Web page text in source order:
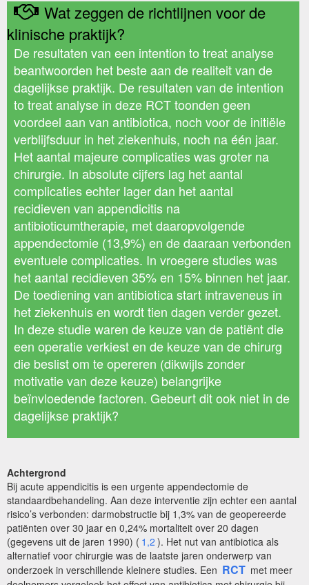
Wat zeggen de richtlijnen voor de
klinische praktijk?
De resultaten van een intention to treat analyse
beantwoorden het beste aan de realiteit van de
dagelijkse praktijk. De resultaten van de intention
to treat analyse in deze RCT toonden geen
voordeel aan van antibiotica, noch voor de initiële
verblijfsduur in het ziekenhuis, noch na één jaar.
Het aantal majeure complicaties was groter na
chirurgie. In absolute cijfers lag het aantal
complicaties echter lager dan het aantal
recidieven van appendicitis na
antibioticumtherapie, met daaropvolgende
appendectomie (13,9%) en de daaraan verbonden
eventuele complicaties. In vroegere studies was
het aantal recidieven 35% en 15% binnen het jaar.
De toediening van antibiotica start intraveneus in
het ziekenhuis en wordt tien dagen verder gezet.
In deze studie waren de keuze van de patiënt die
een operatie verkiest en de keuze van de chirurg
die beslist om te opereren (dikwijls zonder
motivatie van deze keuze) belangrijke
beïnvloedende factoren. Gebeurt dit ook niet in de
dagelijkse praktijk?
Achtergrond
Bij acute appendicitis is een urgente appendectomie de
standaardbehandeling. Aan deze interventie zijn echter een aantal
risico’s verbonden: darmobstructie bij 1,3% van de geopereerde
patiënten over 30 jaar en 0,24% mortaliteit over 20 dagen
(gegevens uit de jaren 1990) ( 1,2 ). Het nut van antibiotica als
alternatief voor chirurgie was de laatste jaren onderwerp van
onderzoek in verschillende kleinere studies. Een RCT met meer